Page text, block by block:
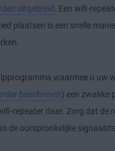
uitgebreid
. Een wifi-
plaatsen is een snelle
waarmee u uw
beschreven) een zwakke
repeater daar. Zorg dat de
de oorspronkelijke